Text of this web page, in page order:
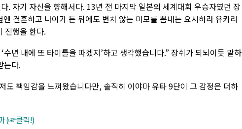
. 자기 자신을 향해서다. 13년 전 마지막 일본의 세계대회 우승자였던 장
결혼하고 나이가 든 뒤에도 변치 않는 미모를 뽐내는 요시하라 유카리
진행을 한다.
년 내에 또 타이틀을 따겠지’하고 생각했습니다.” 장쉬가 되뇌이듯 말하
는다.
도 책임감을 느껴왔습니다만, 솔직히 이야마 유타 9단이 그 감정은 더하
(☞클릭!)